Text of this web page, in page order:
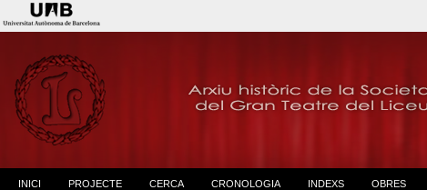
INICI PROJECTE CERCA CRONOLOGIA INDEXS OBRES